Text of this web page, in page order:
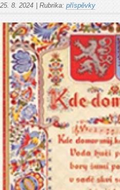
25. 8. 2024 | Rubrika: příspěvky